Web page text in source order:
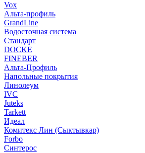
Vox
Альта-профиль
GrandLine
Водосточная система
Стандарт
DOCKE
FINEBER
Альта-Профиль
Напольные покрытия
Линолеум
IVC
Juteks
Tarkett
Идеал
Комитекс Лин (Сыктывкар)
Forbo
Синтерос